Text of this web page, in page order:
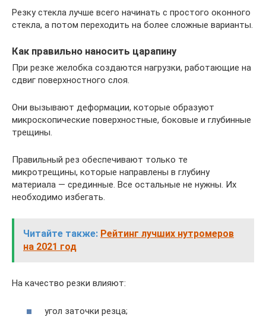
Резку стекла лучше всего начинать с простого оконного
стекла, а потом переходить на более сложные варианты.
Как правильно наносить царапину
При резке желобка создаются нагрузки, работающие на
сдвиг поверхностного слоя.
Они вызывают деформации, которые образуют
микроскопические поверхностные, боковые и глубинные
трещины.
Правильный рез обеспечивают только те
микротрещины, которые направлены в глубину
материала — срединные. Все остальные не нужны. Их
необходимо избегать.
Читайте также: Рейтинг лучших нутромеров
на 2021 год
На качество резки влияют:
угол заточки резца;